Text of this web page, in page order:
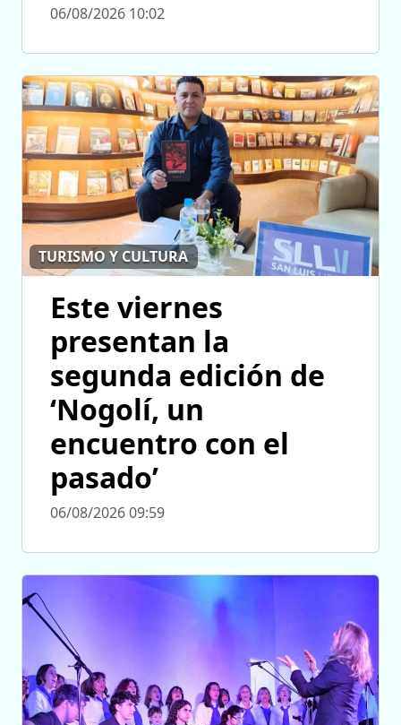
06/08/2026 10:02
TURISMO Y CULTURA
Este viernes
presentan la
segunda edición de
‘Nogolí, un
encuentro con el
pasado’
06/08/2026 09:59